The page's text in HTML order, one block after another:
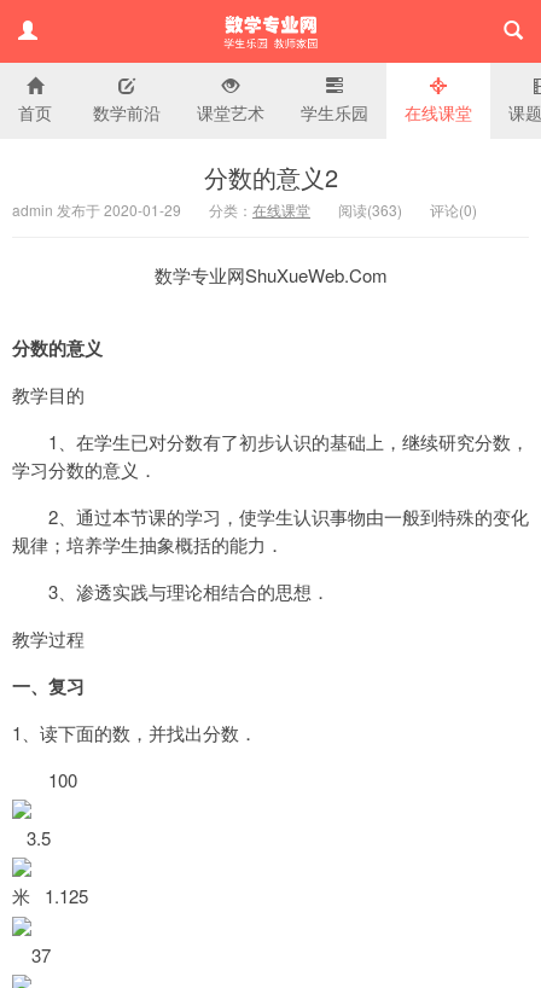
小学数学专业网
首页 数学前沿 课堂艺术 学生乐园 在线课堂 课
分数的意义2
admin 发布于 2020-01-29 分类： 在线课堂 阅读(363) 评论(0)
数学专业网ShuXueWeb.Com
分数的意义
教学目的
1
、在学生已对分数有了初步认识的基础上，继续研究分数，
学习分数的意义．
2 、通过本节课的学习，使学生认识事物由一般到特殊的变化
规律；培养学生抽象概括的能力．
3 、渗透实践与理论相结合的思想．
教学过程
一、复习
1 、读下面的数，并找出分数．
100
3.5
米 1.125
37